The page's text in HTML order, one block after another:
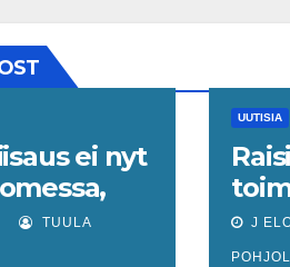
ei nyt
TUULA
UUTISIA
Elli
J